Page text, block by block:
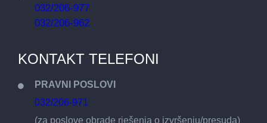
032/206-977
032/206-962
KONTAKT TELEFONI
PRAVNI POSLOVI
032/206-971
(za poslove obrade rješenja o izvršenju/presuda)